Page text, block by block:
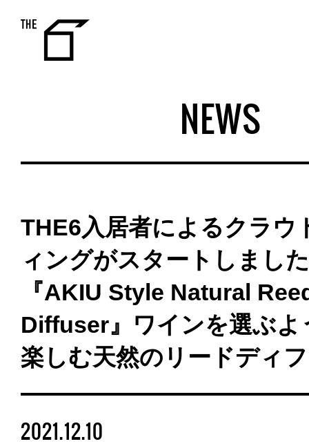
NEWS
THE6入居者によるクラウ
ィングがスタートしまし
『AKIU Style Natural
Diffuser』ワインを選ぶよ
楽しむ天然のリードディ
2021.12.10